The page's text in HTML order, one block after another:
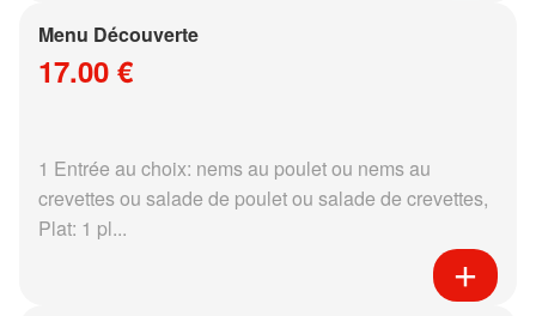
Menu Découverte
17.00 €
1 Entrée au choix: nems au poulet ou nems au
crevettes ou salade de poulet ou salade de crevettes,
Plat: 1 pl...